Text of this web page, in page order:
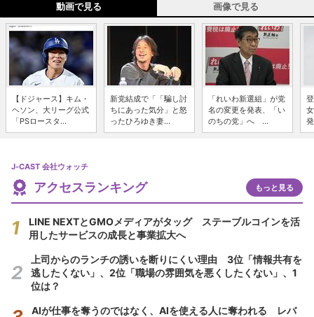
動画で見る 画像で見る
【ドジャース】キム・
ヘソン、大リーグ公式
「PSロースタ...
新党結成で「「騙し討
ちにあった気分」と怒
ったひろゆき妻...
「れいわ新選組」が党
名の変更を発表、「い
のちの党」へ ...
J-CAST 会社ウォッチ
アクセスランキング もっと見る
LINE NEXTとGMOメディアがタッグ ステーブルコインを活
用したサービスの成長と事業拡大へ
上司からのランチの誘いを断りにくい理由 3位「情報共有を
逃したくない」、2位「職場の雰囲気を悪くしたくない」、1
位は？
AIが仕事を奪うのではなく、AIを使える人に奪われる レバ